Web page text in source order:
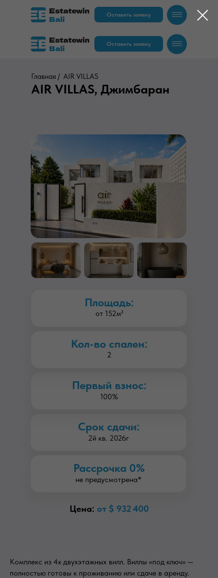
Оставить заявку
Оставить заявку
Главная / AIR VILLAS
Площадь:
Цена: от $ 932 400
от 152м²
Срок сдачи:
2й кв. 2026г
Первый взнос:
100%
Рассрочка 0%
не предусмотрена*
AIR VILLAS, Джимбаран
Кол-во спален:
2
Комплекс из 4х двухэтажных вилл. Виллы «под ключ» —
полностью готовы к проживанию или сдаче в аренду.